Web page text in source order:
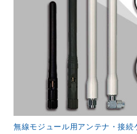
無線モジュール用アンテナ・接続